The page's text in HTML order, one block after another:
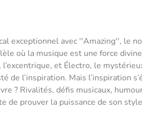
exceptionnel avec ''Amazing'', le
où la musique est une force
et Électro, le
de l’inspiration. Mais l’inspiration
? Rivalités, défis musicaux,
de prouver la puissance de son